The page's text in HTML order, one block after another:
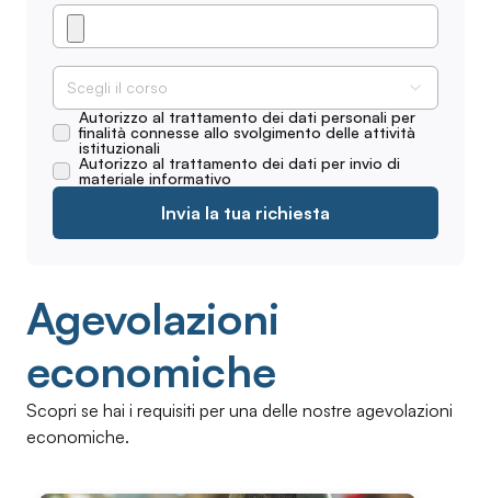
Scegli il corso
Autorizzo al trattamento dei dati personali per
finalità connesse allo svolgimento delle attività
istituzionali
Autorizzo al trattamento dei dati per invio di
materiale informativo
Invia la tua richiesta
Agevolazioni
economiche
Scopri se hai i requisiti per una delle nostre agevolazioni
economiche.